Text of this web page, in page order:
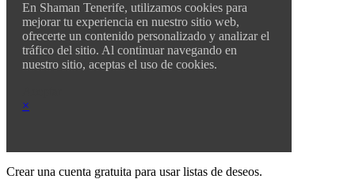
En Shaman Tenerife, utilizamos cookies para
mejorar tu experiencia en nuestro sitio web,
ofrecerte un contenido personalizado y analizar el
tráfico del sitio. Al continuar navegando en
nuestro sitio, aceptas el uso de cookies.
×
Crear una cuenta gratuita para usar listas de deseos.